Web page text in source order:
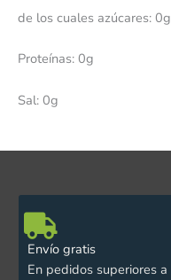
de los cuales azúcares: 0g
Proteínas: 0g
Sal: 0g
Envío gratis
En pedidos superiores a